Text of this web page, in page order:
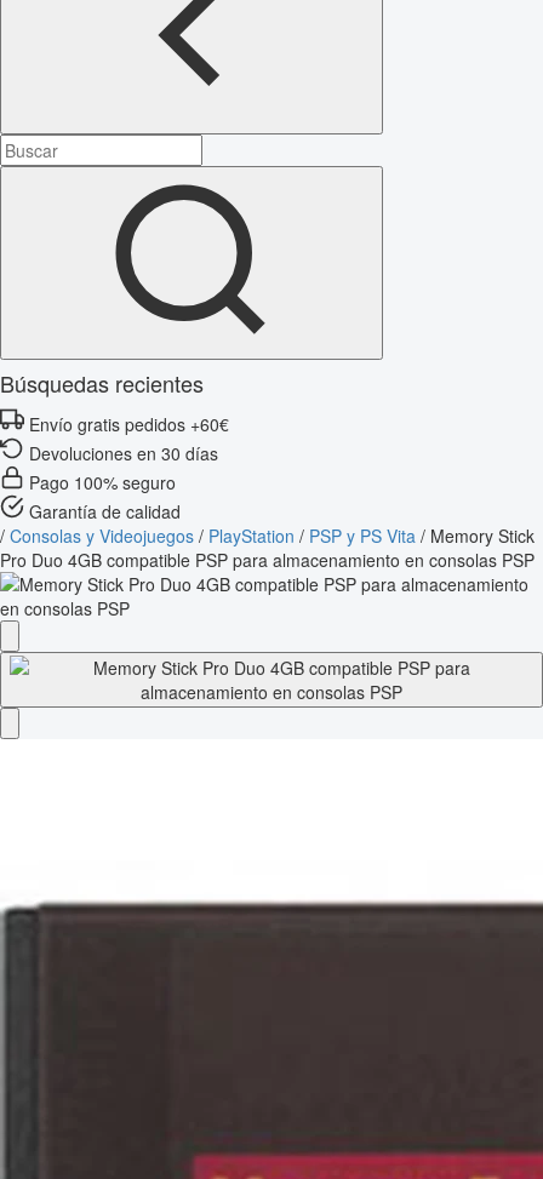
Búsquedas recientes
Envío gratis pedidos +60€
Devoluciones en 30 días
Pago 100% seguro
Garantía de calidad
/ Consolas y Videojuegos / PlayStation / PSP y PS Vita / Memory Stick
Pro Duo 4GB compatible PSP para almacenamiento en consolas PSP